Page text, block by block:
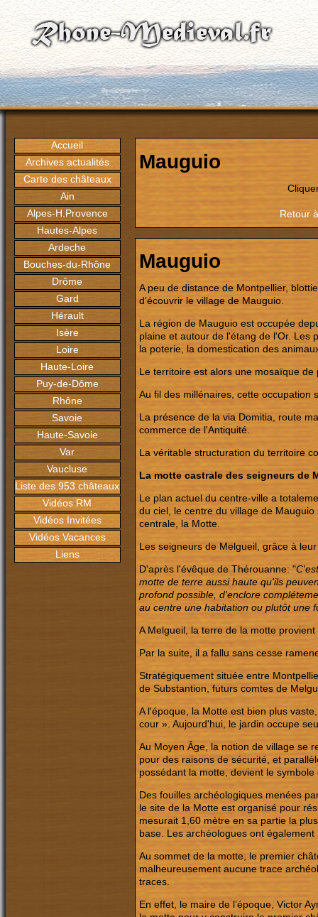
Accueil
Archives actualités
Carte des châteaux
Ain
Alpes-H.Provence
Hautes-Alpes
Ardeche
Bouches-du-Rhône
Drôme
Gard
Hérault
Isère
Loire
Haute-Loire
Puy-de-Dôme
Rhône
Savoie
Haute-Savoie
Var
Vaucluse
Liste des 953 châteaux
Vidéos RM
Vidéos Invitées
Vidéos Vacances
Liens
Mauguio
Retour
Mauguio
A peu de distance de Montpellier,
d'écouvrir le village de Mauguio.
La région de Mauguio est occupée
plaine et autour de l'étang de l'Or. Les
la poterie, la domestication des
Le territoire est alors une mosaïque de
Au fil des millénaires, cette occupation
La présence de la via Domitia, route
commerce de l'Antiquité.
La véritable structuration du territoire
La motte castrale des seigneurs de
Le plan actuel du centre-ville a
du ciel, le centre du village de
centrale, la Motte.
Les seigneurs de Melgueil, grâce à
D'après l'évêque de Thérouanne: "
motte de terre aussi haute qu'ils
profond possible, d'enclore
au centre une habitation ou plutôt une
A Melgueil, la terre de la motte
Par la suite, il a fallu sans cesse
Stratégiquement située entre
de Substantion, futurs comtes de
A l'époque, la Motte est bien plus
cour ». Aujourd'hui, le jardin occupe
Au Moyen Âge, la notion de village se
pour des raisons de sécurité, et
possédant la motte, devient le
Des fouilles archéologiques menées
le site de la Motte est organisé pour
mesurait 1,60 mètre en sa partie la
base. Les archéologues ont
Au sommet de la motte, le premier
malheureusement aucune trace
traces.
En effet, le maire de l’époque, Victor